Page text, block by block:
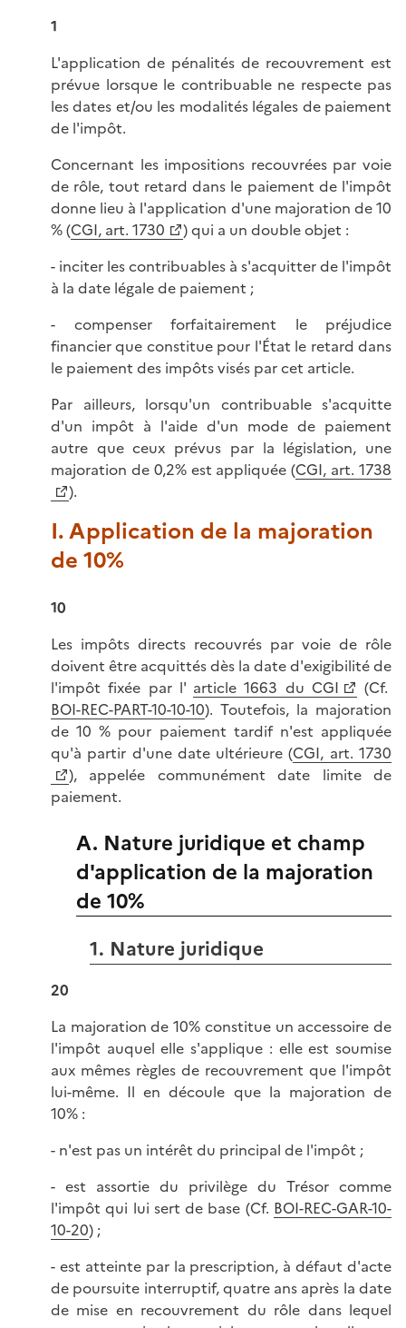
1
L'application de pénalités de recouvrement est
prévue lorsque le contribuable ne respecte pas
les dates et/ou les modalités légales de paiement
de l'impôt.
Concernant les impositions recouvrées par voie
de rôle, tout retard dans le paiement de l'impôt
donne lieu à l'application d'une majoration de 10
% (CGI, art. 1730
) qui a un double objet :
- inciter les contribuables à s'acquitter de l'impôt
à la date légale de paiement ;
- compenser forfaitairement le préjudice
financier que constitue pour l'État le retard dans
le paiement des impôts visés par cet article.
Par ailleurs, lorsqu'un contribuable s'acquitte
d'un impôt à l'aide d'un mode de paiement
autre que ceux prévus par la législation, une
majoration de 0,2% est appliquée (CGI, art. 1738
).
I. Application de la majoration
de 10%
10
Les impôts directs recouvrés par voie de rôle
doivent être acquittés dès la date d'exigibilité de
l'impôt fixée par l' article 1663 du CGI
(Cf.
BOI-REC-PART-10-10-10). Toutefois, la majoration
de 10 % pour paiement tardif n'est appliquée
qu'à partir d'une date ultérieure (CGI, art. 1730
), appelée communément date limite de
paiement.
A. Nature juridique et champ
d'application de la majoration
de 10%
1. Nature juridique
20
La majoration de 10% constitue un accessoire de
l'impôt auquel elle s'applique : elle est soumise
aux mêmes règles de recouvrement que l'impôt
lui-même. Il en découle que la majoration de
10% :
- n'est pas un intérêt du principal de l'impôt ;
- est assortie du privilège du Trésor comme
l'impôt qui lui sert de base (Cf. BOI-REC-GAR-10-
10-20) ;
- est atteinte par la prescription, à défaut d'acte
de poursuite interruptif, quatre ans après la date
de mise en recouvrement du rôle dans lequel